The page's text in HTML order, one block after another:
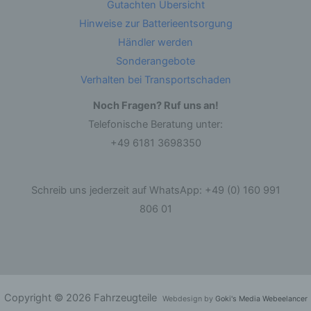
Gutachten Übersicht
Hinweise zur Batterieentsorgung
Händler werden
Sonderangebote
Verhalten bei Transportschaden
Noch Fragen? Ruf uns an!
Telefonische Beratung unter:
+49 6181 3698350
Schreib uns jederzeit auf WhatsApp: +49 (0) 160 991
806 01
Copyright © 2026 Fahrzeugteile Webdesign by Goki's Media Webeelancer
andere Form der Bereitstellung, den Abgleich
oder die Verknüpfung, die Einschränkung, das
Löschen oder die Vernichtung.
d) Einschränkung der Verarbeitung
Markierung gespeicherter personenbezogener
Daten mit dem Ziel, ihre künftige Verarbeitung
einzuschränken.
Verarbeitung personenbezogener Daten, die
Aufenthaltsort oder Ortswechsel dieser